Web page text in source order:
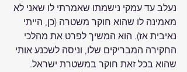
נעלב עד עמקי נישמתו שאמרתי לו שאני לא
מאמינה לו שהוא חוקר משטרה (כן, הייתי
נאיבית אז). הוא המשיך לפרט את מהלכי
החקירה המבריקים שלו, וניסה לשכנע אותי
שהוא בכל זאת חוקר במשטרת ישראל.